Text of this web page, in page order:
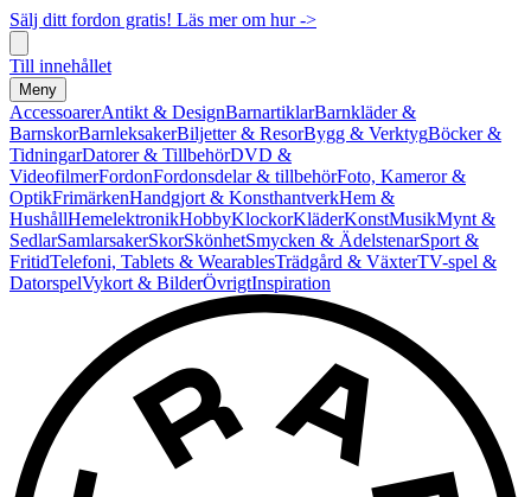
Sälj ditt fordon gratis! Läs mer om hur ->
Till innehållet
Meny
AccessoarerAntikt & DesignBarnartiklarBarnkläder &
BarnskorBarnleksakerBiljetter & ResorBygg & VerktygBöcker &
TidningarDatorer & TillbehörDVD &
VideofilmerFordonFordonsdelar & tillbehörFoto, Kameror &
OptikFrimärkenHandgjort & KonsthantverkHem &
HushållHemelektronikHobbyKlockorKläderKonstMusikMynt &
SedlarSamlarsakerSkorSkönhetSmycken & ÄdelstenarSport &
FritidTelefoni, Tablets & WearablesTrädgård & VäxterTV-spel &
DatorspelVykort & BilderÖvrigtInspiration